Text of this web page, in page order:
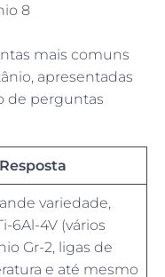
8
mais comuns
apresentadas
de perguntas
Resposta
variedade,
6Al-4V (vários
Gr-2, ligas de
e até mesmo